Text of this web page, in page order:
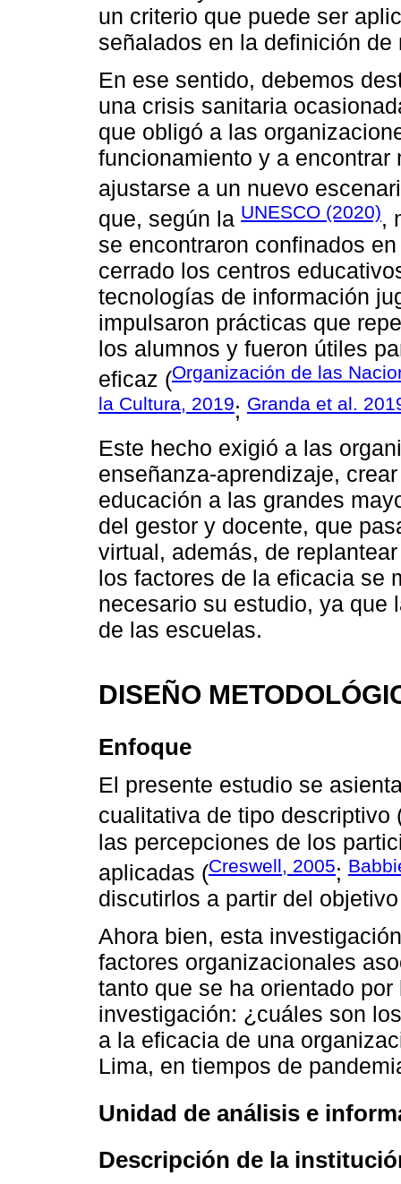
un criterio que puede ser
señalados en la definición de
En ese sentido, debemos
una crisis sanitaria
que obligó a las
funcionamiento y a
ajustarse a un nuevo
que, según la UNESCO (2020),
se encontraron confinados
cerrado los centros
tecnologías de información
impulsaron prácticas que
los alumnos y fueron útiles
eficaz (Organización de las
la Cultura, 2019; Granda et al.
Este hecho exigió a las
enseñanza-aprendizaje,
educación a las grandes
del gestor y docente, que
virtual, además, de
los factores de la eficacia se
necesario su estudio, ya que
de las escuelas.
DISEÑO
Enfoque
El presente estudio se
cualitativa de tipo descriptivo
las percepciones de los
aplicadas (Creswell, 2005;
discutirlos a partir del
Ahora bien, esta
factores organizacionales
tanto que se ha orientado
investigación: ¿cuáles son
a la eficacia de una
Lima, en tiempos de
Unidad de análisis e
Descripción de la